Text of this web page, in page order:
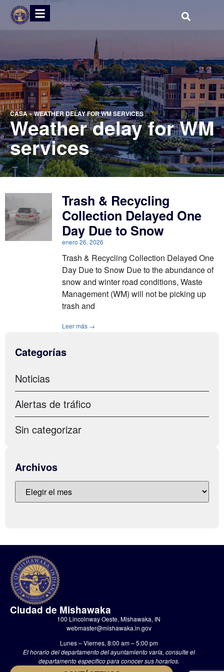
CASA»WEATHER DELAY FOR WM SERVICES
Weather delay for WM
services
Trash & Recycling
Collection Delayed One
Day Due to Snow
enero 26, 2026
Trash & Recycling Collection Delayed One
Day Due to Snow Due to the abundance of
snow and winter road conditions, Waste
Management (WM) will not be picking up
trash and
Leer más →
Categorías
Noticias
Alertas de tráfico
Sin categorizar
Archivos
Ciudad de Mishawaka
100 Lincolnway Oeste, Mishawaka, IN
webmaster@mishawaka.in.gov
Lunes – Viernes, 8:00 am – 5:00 pm
El horario del departamento del ayuntamiento varía, consulte el
departamento específico para conocer sus horarios.